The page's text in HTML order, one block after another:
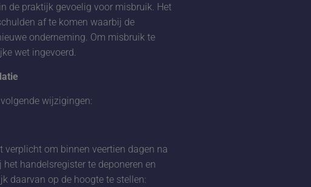
de praktijk gevoelig voor misbruik. Het
af te komen waarbij de
onderneming. Om misbruik te
wet ingevoerd.
wijzigingen:
verplicht om binnen veertien dagen na
handelsregister te deponeren en
daarvan op de hoogte te stellen: